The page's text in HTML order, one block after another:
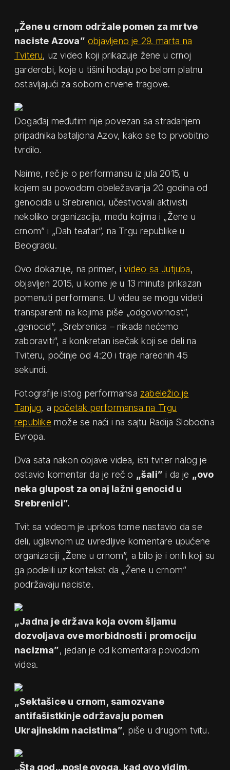
„Žene u crnom održale pomen za mrtve
naciste Azova” objavljeno je 29. marta na
Tviteru, uz video koji prikazuje žene u crnoj
garderobi, koje u tišini hodaju po belom platnu
ostavljajući za sobom crvene tragove.
Događaj međutim nije povezan sa stradanjem
pripadnika bataljona Azov, kako se to prvobitno
tvrdilo.
Naime, reč je o performansu iz jula 2015, u
kojem su povodom obeležavanja 20 godina od
genocida u Srebrenici, učestvovali aktivisti
nekoliko organizacija, među kojima i „Žene u
crnom” i „Dah teatar”, na Trgu republike u
Beogradu.
Ovo dokazuje, na primer, ivideo sa Jutjuba,
objavljen 2015, u kome je u 13 minuta prikazan
pomenuti performans. U videu se mogu videti
transparenti na kojima piše „odgovornost”,
„genocid”, „Srebrenica – nikada nećemo
zaboraviti”, a konkretan isečak koji se deli na
Tviteru, počinje od 4:20 i traje narednih 45
sekundi.
Fotografije istog performansa zabeležio je
Tanjug, apočetak performansa na Trgu
republike može se naći i na sajtu Radija Slobodna
Evropa.
Dva sata nakon objave videa, isti tviter nalog je
ostavio komentar da je reč o „šali” i da je „ovo
neka glupost za onaj lažni genocid u
Srebrenici”.
Tvit sa videom je uprkos tome nastavio da se
deli, uglavnom uz uvredljive komentare upućene
organizaciji „Žene u crnom”, a bilo je i onih koji su
ga podelili uz kontekst da „Žene u crnom”
podržavaju naciste.
„Jadna je država koja ovom šljamu
dozvoljava ove morbidnosti i promociju
nacizma”, jedan je od komentara povodom
videa.
„Sektašice u crnom, samozvane
antifašistkinje održavaju pomen
Ukrajinskim nacistima”, piše u drugom tvitu.
„Šta god…posle ovoga, kad ovo vidim,